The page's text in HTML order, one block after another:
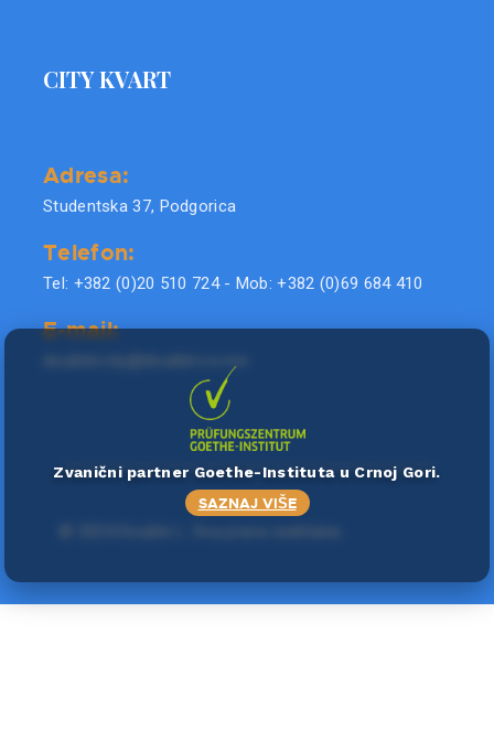
CITY KVART
Adresa:
Studentska 37, Podgorica
Telefon:
Tel: +382 (0)20 510 724 - Mob: +382 (0)69 684 410
E-mail:
Zvanični partner Goethe-Instituta u Crnoj Gori.
SAZNAJ VIŠE